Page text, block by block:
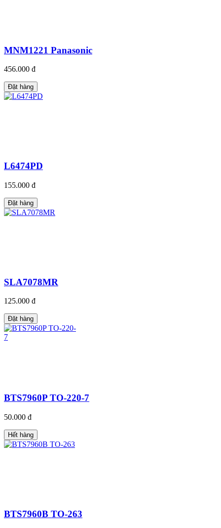
MNM1221 Panasonic
456.000 đ
Đặt hàng
L6474PD
155.000 đ
Đặt hàng
SLA7078MR
125.000 đ
Đặt hàng
BTS7960P TO-220-7
50.000 đ
Hết hàng
BTS7960B TO-263